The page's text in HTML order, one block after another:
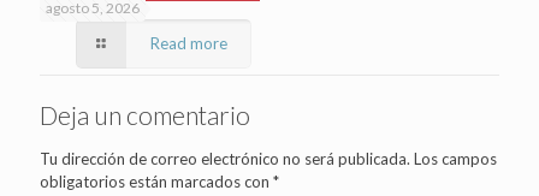
agosto 5, 2026
Read more
Deja un comentario
Tu dirección de correo electrónico no será publicada. Los campos
obligatorios están marcados con *